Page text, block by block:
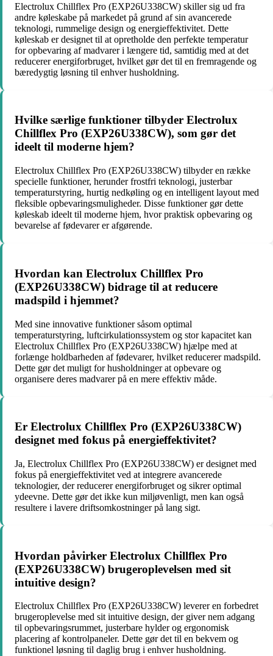
Electrolux Chillflex Pro (EXP26U338CW) skiller sig ud fra
andre køleskabe på markedet på grund af sin avancerede
teknologi, rummelige design og energieffektivitet. Dette
køleskab er designet til at opretholde den perfekte temperatur
for opbevaring af madvarer i længere tid, samtidig med at det
reducerer energiforbruget, hvilket gør det til en fremragende og
bæredygtig løsning til enhver husholdning.
Hvilke særlige funktioner tilbyder Electrolux
Chillflex Pro (EXP26U338CW), som gør det
ideelt til moderne hjem?
Electrolux Chillflex Pro (EXP26U338CW) tilbyder en række
specielle funktioner, herunder frostfri teknologi, justerbar
temperaturstyring, hurtig nedkøling og en intelligent layout med
fleksible opbevaringsmuligheder. Disse funktioner gør dette
køleskab ideelt til moderne hjem, hvor praktisk opbevaring og
bevarelse af fødevarer er afgørende.
Hvordan kan Electrolux Chillflex Pro
(EXP26U338CW) bidrage til at reducere
madspild i hjemmet?
Med sine innovative funktioner såsom optimal
temperaturstyring, luftcirkulationssystem og stor kapacitet kan
Electrolux Chillflex Pro (EXP26U338CW) hjælpe med at
forlænge holdbarheden af ​​fødevarer, hvilket reducerer madspild.
Dette gør det muligt for husholdninger at opbevare og
organisere deres madvarer på en mere effektiv måde.
Er Electrolux Chillflex Pro (EXP26U338CW)
designet med fokus på energieffektivitet?
Ja, Electrolux Chillflex Pro (EXP26U338CW) er designet med
fokus på energieffektivitet ved at integrere avancerede
teknologier, der reducerer energiforbruget og sikrer optimal
ydeevne. Dette gør det ikke kun miljøvenligt, men kan også
resultere i lavere driftsomkostninger på lang sigt.
Hvordan påvirker Electrolux Chillflex Pro
(EXP26U338CW) brugeroplevelsen med sit
intuitive design?
Electrolux Chillflex Pro (EXP26U338CW) leverer en forbedret
brugeroplevelse med sit intuitive design, der giver nem adgang
til opbevaringsrummet, justerbare hylder og ergonomisk
placering af kontrolpaneler. Dette gør det til en bekvem og
funktionel løsning til daglig brug i enhver husholdning.